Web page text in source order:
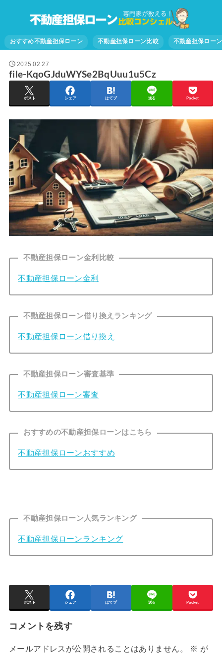
おすすめ不動産担保ローン 不動産担保ローン比較 不動産担保ロー
2025.02.27
file-KqoGJduWYSe2BqUuu1u5Cz
ポスト シェア はてブ 送る Pocket
不動産担保ローン金利比較
不動産担保ローン金利
不動産担保ローン借り換えランキング
不動産担保ローン借り換え
不動産担保ローン審査基準
不動産担保ローン審査
おすすめの不動産担保ローンはこちら
不動産担保ローンおすすめ
不動産担保ローン人気ランキング
不動産担保ローンランキング
ポスト シェア はてブ 送る Pocket
コメントを残す
メールアドレスが公開されることはありません。 ※ が